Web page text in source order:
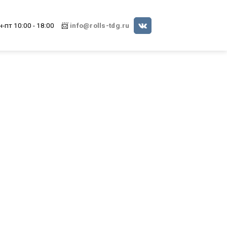
пт 10:00 - 18:00 📨 info@rolls-tdg.ru